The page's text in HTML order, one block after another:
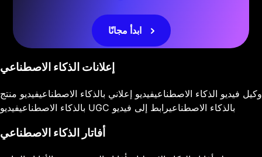
ابدأ مجانًا
إعلانات الذكاء الاصطناعي
وكيل فيديو الذكاء الاصطناعيفيديو إعلاني بالذكاء الاصطناعيفيديو منتج
بالذكاء الاصطناعي
فيديو UGC بالذكاء الاصطناعيرابط إلى فيديو
أفاتار الذكاء الاصطناعي